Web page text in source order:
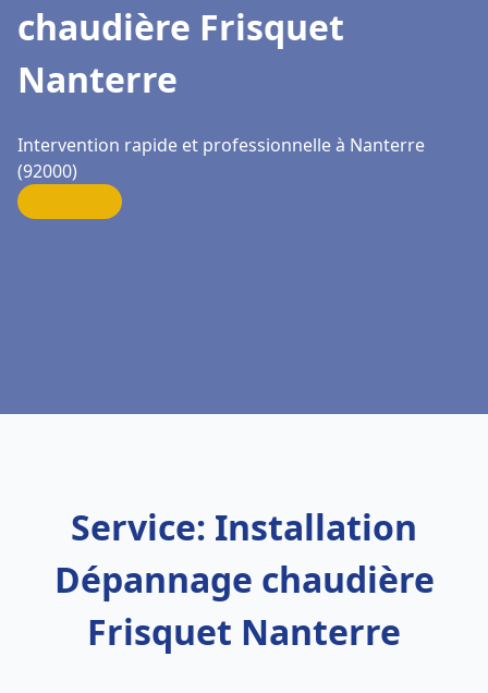
chaudière Frisquet
Nanterre
Intervention rapide et professionnelle à Nanterre
(92000)
Service: Installation
Dépannage chaudière
Frisquet Nanterre